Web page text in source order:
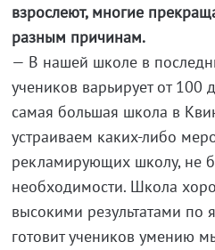
взрослеют, многие
разным причинам.
— В нашей школе в
учеников варьирует от 100
самая большая школа в
устраиваем каких-либо
рекламирующих школу, не
необходимости. Школа
высокими результатами по
готовит учеников умению